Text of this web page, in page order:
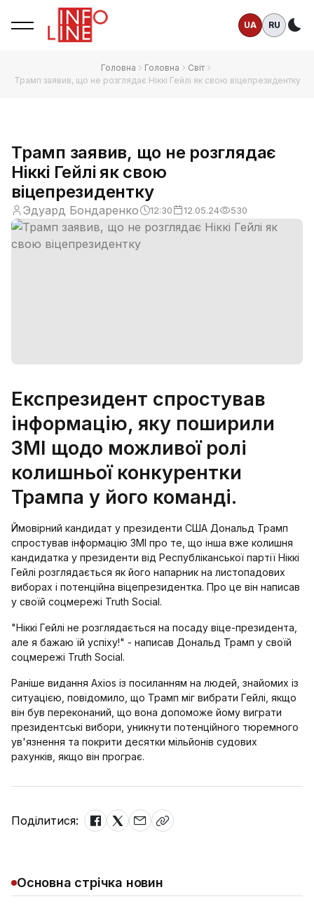
UA RU
Головна Головна
Світ
Трамп заявив, що не розглядає Ніккі Гейлі як свою віцепрезидентку
Трамп заявив, що не розглядає
Ніккі Гейлі як свою
віцепрезидентку
Эдуард Бондаренко 12:30 12.05.24 530
Експрезидент спростував
інформацію, яку поширили
ЗМІ щодо можливої ролі
колишньої конкурентки
Трампа у його команді.
Ймовірний кандидат у президенти США Дональд Трамп
спростував інформацію ЗМІ про те, що інша вже колишня
кандидатка у президенти від Республіканської партії Ніккі
Гейлі розглядається як його напарник на листопадових
виборах і потенційна віцепрезидентка. Про це він написав
у своїй соцмережі Truth Social.
"Ніккі Гейлі не розглядається на посаду віце-президента,
але я бажаю їй успіху!" - написав Дональд Трамп у своїй
соцмережі Truth Social.
Раніше видання Axios із посиланням на людей, знайомих із
ситуацією, повідомило, що Трамп міг вибрати Гейлі, якщо
він був переконаний, що вона допоможе йому виграти
президентські вибори, уникнути потенційного тюремного
ув'язнення та покрити десятки мільйонів судових
рахунків, якщо він програє.
Поділитися:
Основна стрічка новин